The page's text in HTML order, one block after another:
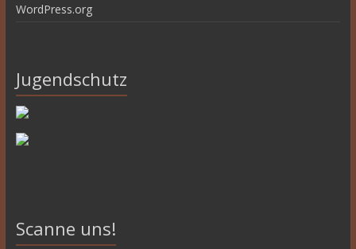
WordPress.org
Jugendschutz
Scanne uns!